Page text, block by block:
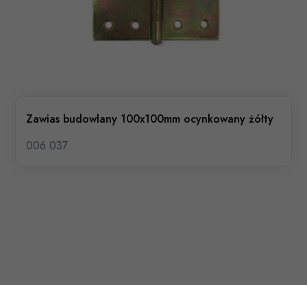
Zawias budowlany 100x100mm ocynkowany żółty
006 037